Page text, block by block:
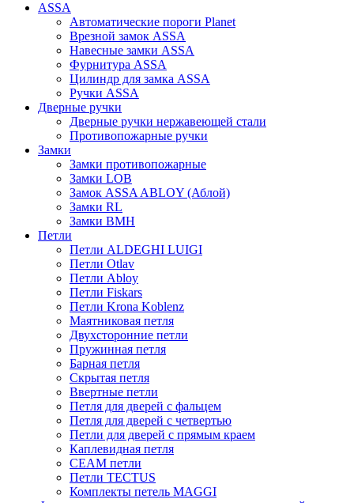
ASSA
Автоматические пороги Planet
Врезной замок ASSA
Навесные замки ASSA
Фурнитура ASSA
Цилиндр для замка ASSA
Ручки ASSA
Дверные ручки
Дверные ручки нержавеющей стали
Противопожарные ручки
Замки
Замки противопожарные
Замки LOB
Замок ASSA ABLOY (Аблой)
Замки RL
Замки BMH
Петли
Петли ALDEGHI LUIGI
Петли Otlav
Петли Abloy
Петли Fiskars
Петли Krona Koblenz
Маятниковая петля
Двухсторонние петли
Пружинная петля
Барная петля
Скрытая петля
Ввертные петли
Петля для дверей с фальцем
Петля для дверей с четвертью
Петли для дверей с прямым краем
Каплевидная петля
CEAM петли
Петли TECTUS
Комплекты петель MAGGI